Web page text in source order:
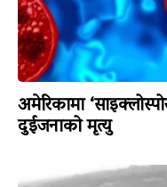
अमेरिकामा
दुईजनाको मृत्यु